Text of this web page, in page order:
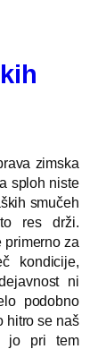
zimska
sploh niste
smučeh
res drži.
primerno za
kondicije,
ni
podobno
hitro se naš
jo pri tem